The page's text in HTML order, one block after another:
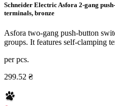
Schneider Electric Asfora 2-gang
terminals, bronze
Asfora two-gang push-button
groups. It features self-clamping
per pcs.
299.52 ₴